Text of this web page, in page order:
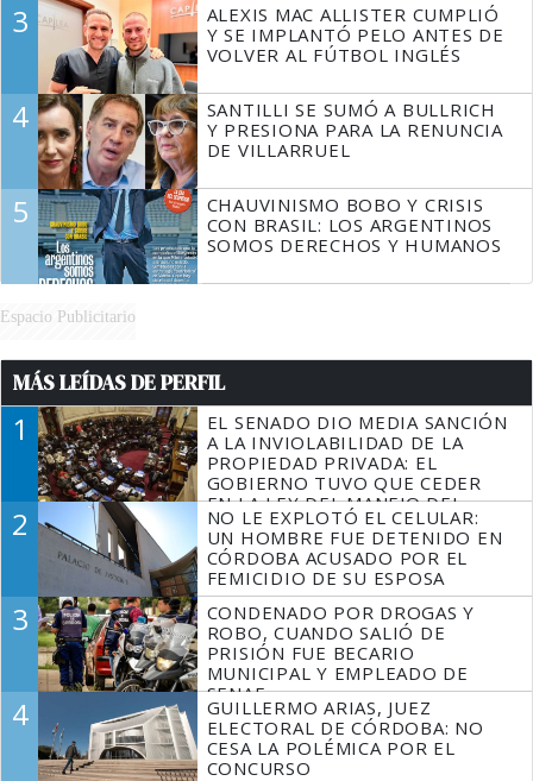
3
ALEXIS MAC ALLISTER CUMPLIÓ
Y SE IMPLANTÓ PELO ANTES DE
VOLVER AL FÚTBOL INGLÉS
4
SANTILLI SE SUMÓ A BULLRICH
Y PRESIONA PARA LA RENUNCIA
DE VILLARRUEL
5
CHAUVINISMO BOBO Y CRISIS
CON BRASIL: LOS ARGENTINOS
SOMOS DERECHOS Y HUMANOS
Espacio Publicitario
MÁS LEÍDAS DE PERFIL
1
EL SENADO DIO MEDIA SANCIÓN
A LA INVIOLABILIDAD DE LA
PROPIEDAD PRIVADA: EL
GOBIERNO TUVO QUE CEDER
EN LA LEY DEL MANEJO DEL
FUEGO
2
NO LE EXPLOTÓ EL CELULAR:
UN HOMBRE FUE DETENIDO EN
CÓRDOBA ACUSADO POR EL
FEMICIDIO DE SU ESPOSA
3
CONDENADO POR DROGAS Y
ROBO, CUANDO SALIÓ DE
PRISIÓN FUE BECARIO
MUNICIPAL Y EMPLEADO DE
SENAF
4
GUILLERMO ARIAS, JUEZ
ELECTORAL DE CÓRDOBA: NO
CESA LA POLÉMICA POR EL
CONCURSO